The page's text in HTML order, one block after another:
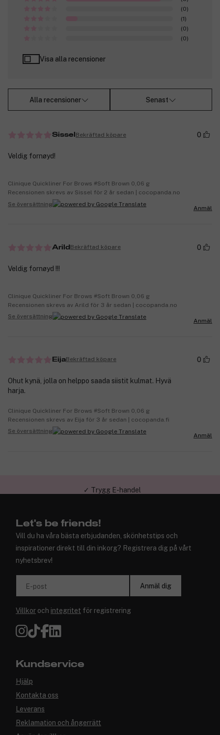
(0)
(1)
(0)
(0)
Visa alla recensioner
Alla recensioner Senast
Sissel Bekräftad köpare 0
Veldig fornøyd!
Clinique Quickliner For Brows #Soft Brown 0,06 g
Recensionen skrevs av Sissel för 2 år sedan | cocopanda.no
Se översättning
Anmäl
Arild Bekräftad köpare 0
Veldig fornøyd !!!
Clinique Quickliner For Brows #Soft Brown 0,06 g
Recensionen skrevs av Arild för 3 år sedan | cocopanda.no
Se översättning
Anmäl
EijaBekräftad köpare 0
Ohut kynä, jolla on helppo saada siistit kulmat. Hyvä
harja.
Clinique Quickliner For Brows #Soft Brown 0,06 g
Recensionen skrevs av Eija för 3 år sedan | cocopanda.fi
Se översättning
Anmäl
Let's be friends!
Vill du ha våra bästa erbjudanden, skönhetstips och
inspirationer direkt till din inkorg? Registrera dig på vårt
nyhetsbrev!
E-post Anmäl dig
Villkor och integritet för registrering
Kundservice
Hjälp
Kontakta oss
Leverans
Reklamation och ångerrätt